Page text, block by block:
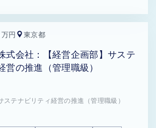
円 東京都
式会社：【経営企画部】サステ
営の推進（管理職級）
ステナビリティ経営の推進（管理職級）